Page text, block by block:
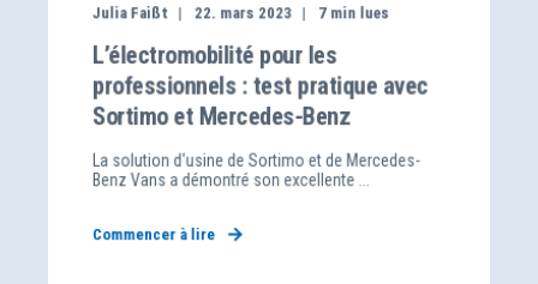
Julia Faißt 22. mars 2023 7 min lues
L’électromobilité pour les
professionnels : test pratique avec
Sortimo et Mercedes-Benz
La solution d'usine de Sortimo et de Mercedes-
Benz Vans a démontré son excellente ...
Commencer à lire